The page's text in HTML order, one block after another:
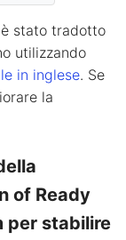
stato tradotto
utilizzando
in inglese. Se
la
of Ready
per stabilire